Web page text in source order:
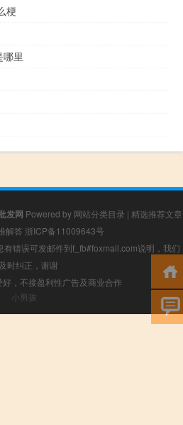
梗
哪里
发网 Powered by 网站分类目录 | 精选推荐文章
解答 浙ICP备11009643号
错误可发邮件到f_fb#foxmail.com说明，我们
时纠正，谢谢
，不接盈利性广告及商业合作
小男孩